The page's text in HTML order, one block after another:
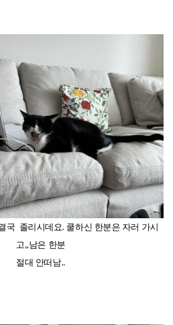
국 졸리시데요. 쿨하신 한분은 자러 가시
고,,남은 한분
절대 안떠남..